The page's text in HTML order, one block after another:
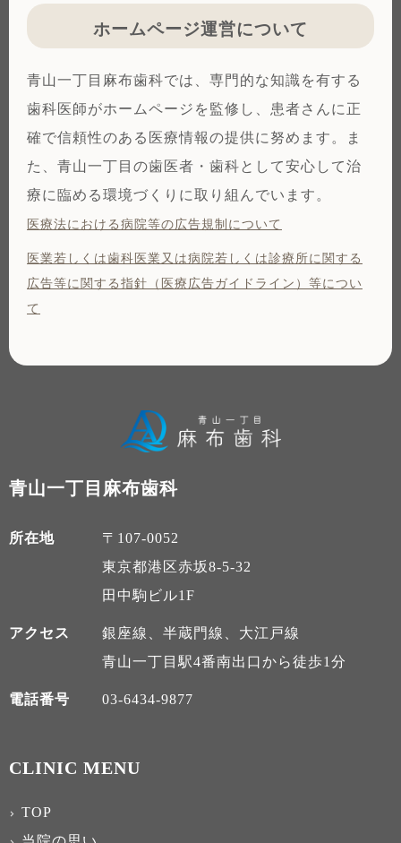
ホームページ運営について
青山一丁目麻布歯科では、専門的な知識を有する
歯科医師がホームページを監修し、患者さんに正
確で信頼性のある医療情報の提供に努めます。ま
た、青山一丁目の歯医者・歯科として安心して治
療に臨める環境づくりに取り組んでいます。
医療法における病院等の広告規制について
医業若しくは⻭科医業⼜は病院若しくは診療所に関する
広告等に関する指針（医療広告ガイドライン）等につい
て
青山一丁目麻布歯科
所在地
〒107-0052
東京都港区赤坂8-5-32
田中駒ビル1F
アクセス
銀座線、半蔵門線、大江戸線
青山一丁目駅4番南出口から徒歩1分
電話番号 03-6434-9877
CLINIC MENU
TOP